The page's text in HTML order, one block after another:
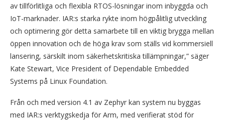
av tillförlitliga och flexibla RTOS-lösningar inom inbyggda och
IoT-marknader. IAR:s starka rykte inom högpålitlig utveckling
och optimering gör detta samarbete till en viktig brygga mellan
öppen innovation och de höga krav som ställs vid kommersiell
lansering, särskilt inom säkerhetskritiska tillämpningar,” säger
Kate Stewart, Vice President of Dependable Embedded
Systems på Linux Foundation.
Från och med version 4.1 av Zephyr kan system nu byggas
med IAR:s verktygskedja för Arm, med verifierat stöd för